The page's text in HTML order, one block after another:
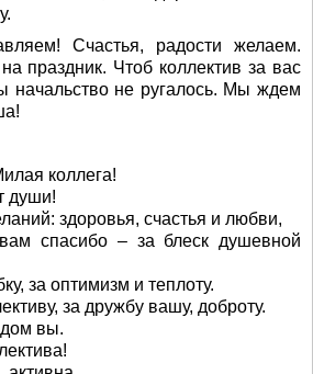
Счастья, радости желаем.
праздник. Чтоб коллектив за вас
начальство не ругалось. Мы ждем
коллега!
души!
здоровья, счастья и любви,
спасибо – за блеск душевной
за оптимизм и теплоту.
за дружбу вашу, доброту.
вы.